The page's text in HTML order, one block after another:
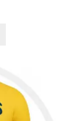
Les
options
peuvent